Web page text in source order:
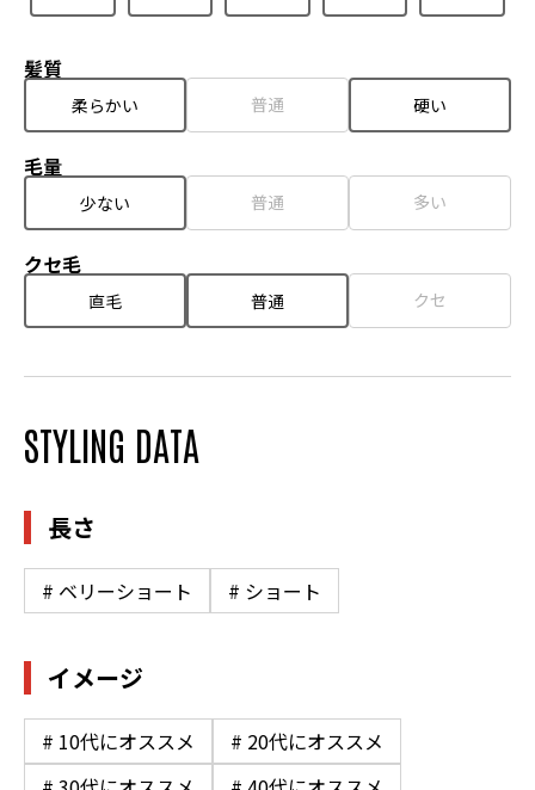
髪質
柔らかい 普通 硬い
毛量
少ない 普通 多い
クセ毛
直毛 普通 クセ
STYLING DATA
長さ
# ベリーショート # ショート
イメージ
# 10代にオススメ
# 20代にオススメ